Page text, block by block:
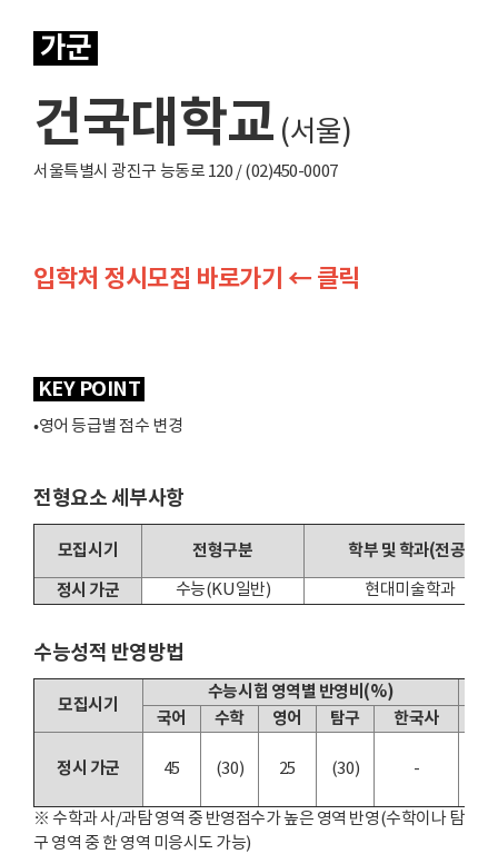
가군
건국대학교 (서울)
서울특별시 광진구 능동로 120 / (02)450-0007
입학처 정시모집 바로가기 ← 클릭
KEY POINT
•영어 등급별 점수 변경
전형요소 세부사항
모집시기 전형구분
학부 및 학과(전공)
정시 가군
수능(KU일반) 현대미술학과
수능성적 반영방법
모집시기
수능시험 영역별 반영비(%)
국어
수학 영어 탐구 한국사
정시 가군 45 (30) 25 (30) -
※ 수학과 사/과탐 영역 중 반영점수가 높은 영역 반영(수학이나 탐
구 영역 중 한 영역 미응시도 가능)